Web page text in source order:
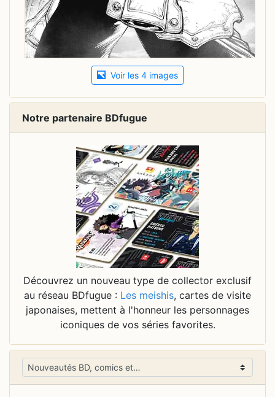
Voir les 4 images
Notre partenaire BDfugue
Découvrez un nouveau type de collector exclusif
au réseau BDfugue : Les meishis, cartes de visite
japonaises, mettent à l'honneur les personnages
iconiques de vos séries favorites.